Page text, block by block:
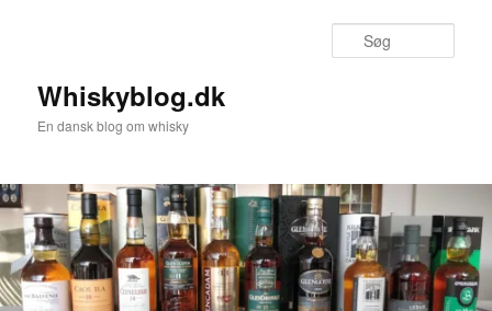
Whiskyblog.dk
En dansk blog om whisky